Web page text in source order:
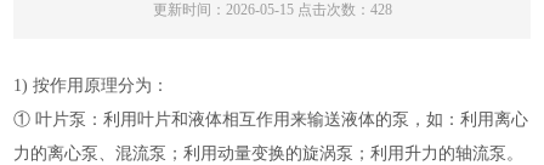
更新时间：2026-05-15 点击次数：428
1) 按作用原理分为：
① 叶片泵：利用叶片和液体相互作用来输送液体的泵，如：利用离心
力的离心泵、混流泵；利用动量变换的旋涡泵；利用升力的轴流泵。